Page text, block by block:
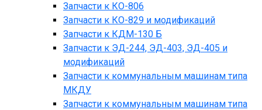
Запчасти к КО-806
Запчасти к КО-829 и модификаций
Запчасти к КДМ-130 Б
Запчасти к ЭД-244, ЭД-403, ЭД-405 и
модификаций
Запчасти к коммунальным машинам типа
МКДУ
Запчасти к коммунальным машинам типа